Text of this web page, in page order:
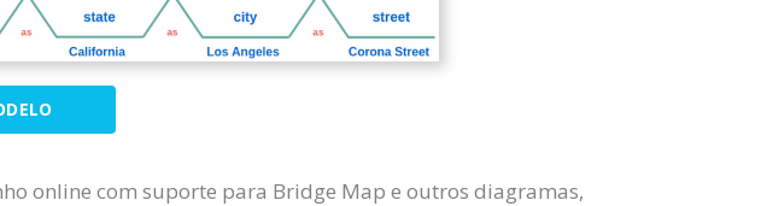
online com suporte para Bridge Map e outros diagramas,